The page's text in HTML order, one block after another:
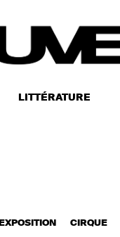
LITTÉRATURE
EXPOSITION CIRQUE